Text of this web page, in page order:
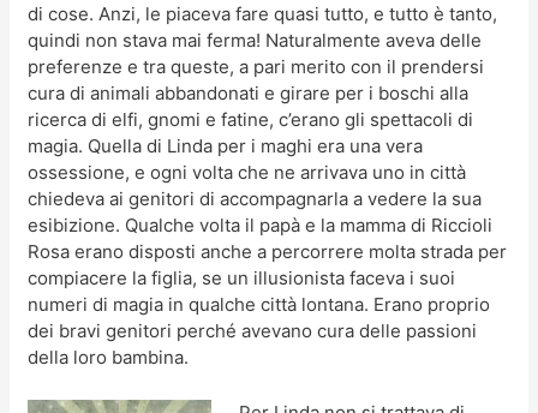
di cose. Anzi, le piaceva fare quasi tutto, e tutto è tanto,
quindi non stava mai ferma! Naturalmente aveva delle
preferenze e tra queste, a pari merito con il prendersi
cura di animali abbandonati e girare per i boschi alla
ricerca di elfi, gnomi e fatine, c’erano gli spettacoli di
magia. Quella di Linda per i maghi era una vera
ossessione, e ogni volta che ne arrivava uno in città
chiedeva ai genitori di accompagnarla a vedere la sua
esibizione. Qualche volta il papà e la mamma di Riccioli
Rosa erano disposti anche a percorrere molta strada per
compiacere la figlia, se un illusionista faceva i suoi
numeri di magia in qualche città lontana. Erano proprio
dei bravi genitori perché avevano cura delle passioni
della loro bambina.